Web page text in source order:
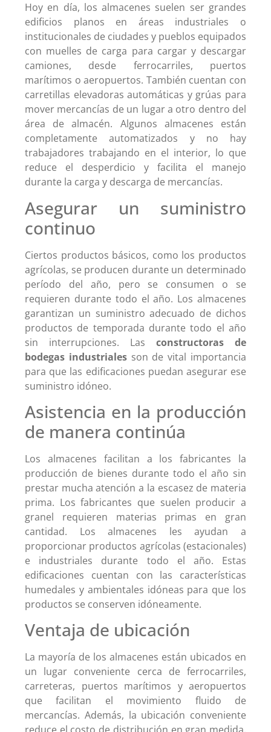
Hoy en día, los almacenes suelen ser grandes
edificios planos en áreas industriales o
institucionales de ciudades y pueblos equipados
con muelles de carga para cargar y descargar
camiones, desde ferrocarriles, puertos
marítimos o aeropuertos. También cuentan con
carretillas elevadoras automáticas y grúas para
mover mercancías de un lugar a otro dentro del
área de almacén. Algunos almacenes están
completamente automatizados y no hay
trabajadores trabajando en el interior, lo que
reduce el desperdicio y facilita el manejo
durante la carga y descarga de mercancías.
Asegurar un suministro
continuo
Ciertos productos básicos, como los productos
agrícolas, se producen durante un determinado
período del año, pero se consumen o se
requieren durante todo el año. Los almacenes
garantizan un suministro adecuado de dichos
productos de temporada durante todo el año
sin interrupciones. Las constructoras de
bodegas industrialesson de vital importancia
para que las edificaciones puedan asegurar ese
suministro idóneo.
Asistencia en la producción
de manera continúa
Los almacenes facilitan a los fabricantes la
producción de bienes durante todo el año sin
prestar mucha atención a la escasez de materia
prima. Los fabricantes que suelen producir a
granel requieren materias primas en gran
cantidad. Los almacenes les ayudan a
proporcionar productos agrícolas (estacionales)
e industriales durante todo el año. Estas
edificaciones cuentan con las características
humedales y ambientales idóneas para que los
productos se conserven idóneamente.
Ventaja de ubicación
La mayoría de los almacenes están ubicados en
un lugar conveniente cerca de ferrocarriles,
carreteras, puertos marítimos y aeropuertos
que facilitan el movimiento fluido de
mercancías. Además, la ubicación conveniente